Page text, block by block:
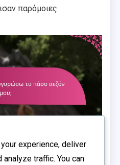
παρόμοιες
οι
experience, deliver
traffic. You can